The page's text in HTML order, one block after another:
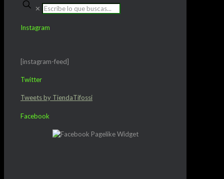
✕
Instagram
[instagram-feed]
Twitter
Tweets by TiendaTifossi
Facebook